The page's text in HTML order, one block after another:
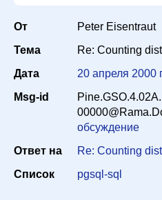
Период
Сортировка
От
Peter Eisentraut
Тема
Re: Counting
Дата
20 апреля 2000
Msg-id
обсуждение
Ответ на
Re: Counting
Список
pgsql-sql